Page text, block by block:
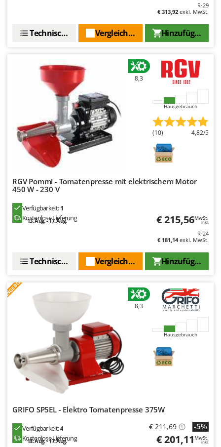
R-29
€ 313,92 exkl. MwSt.
Hinzufügen
Vergleichen Sie
Technische Daten
8,3
Hausgebrauch
(10) 4,82/5
RGV Pommi - Tomatenpresse mit elektrischem Motor
450 W - 230 V
Verfügbarkeit:1
Kostenlose Lieferung
13. Aug. - 17. Aug. € 215,56MwSt.
inkl.
R-24
€ 181,14exkl. MwSt.
Hinzufügen
Vergleichen Sie
Technische Daten
ANGEBOT
8,3
Hausgebrauch
GRIFO SP5EL - Elektro Tomatenpresse 375W
Verfügbarkeit:4
Kostenlose Lieferung
13. Aug. - 17. Aug.
€ 211,69 -5%
€ 201,11 MwSt.
inkl.